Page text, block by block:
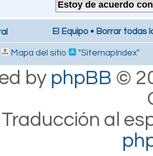
El Equipo • Borrar todas
Mapa del sitio "SitemapIndex"
by phpBB ©
Traducción al